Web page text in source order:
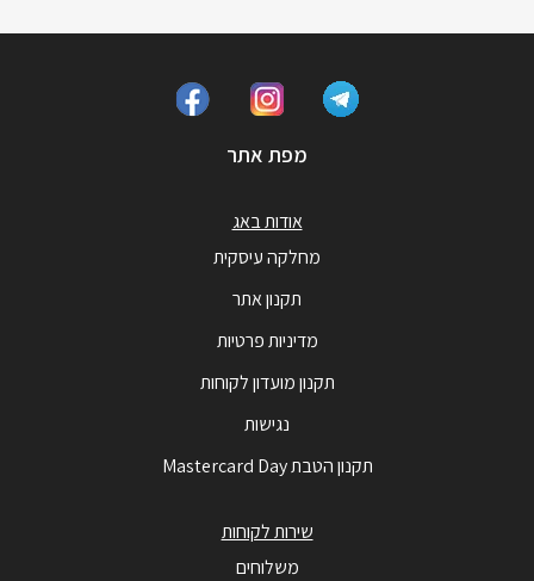
מפת אתר
אודות באג
מחלקה עיסקית
תקנון אתר
מדיניות פרטיות
תקנון מועדון לקוחות
נגישות
תקנון הטבת Mastercard Day
שירות לקוחות
משלוחים